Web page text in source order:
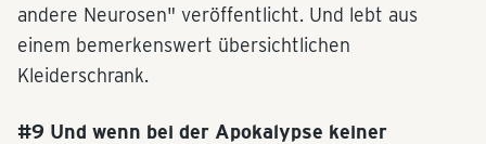
andere Neurosen" veröffentlicht. Und lebt aus
einem bemerkenswert übersichtlichen
Kleiderschrank.
#9 Und wenn bei der Apokalypse keiner